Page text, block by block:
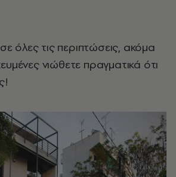
όλες τις περιπτώσεις, ακόμα
νιώθετε πραγματικά ότι